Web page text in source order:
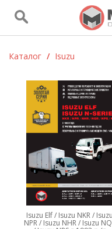
Каталог / Isuzu
Isuzu Elf / Isuzu NKR / Isuzu
NPR / Isuzu NHR / Isuzu